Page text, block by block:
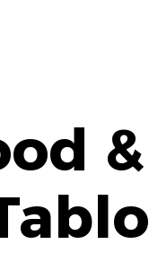
&